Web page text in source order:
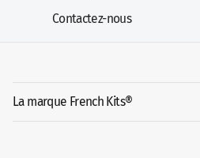
Contactez-nous
La marque French Kits®